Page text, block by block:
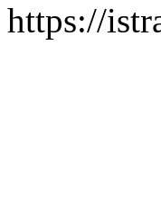
https://